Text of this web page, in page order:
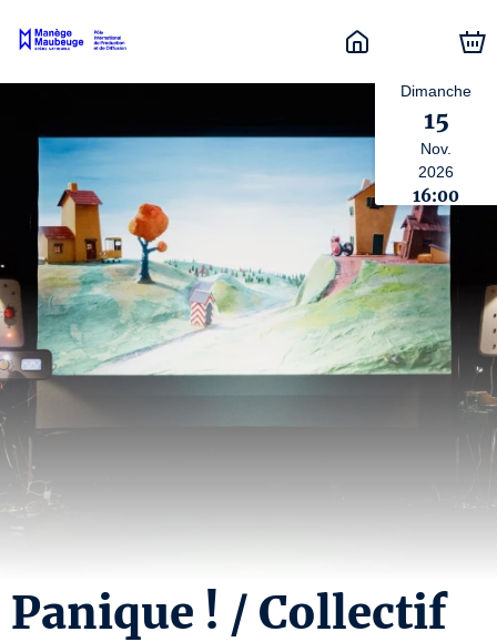
Dimanche
15
Nov.
2026
16:00
Panique ! / Collectif